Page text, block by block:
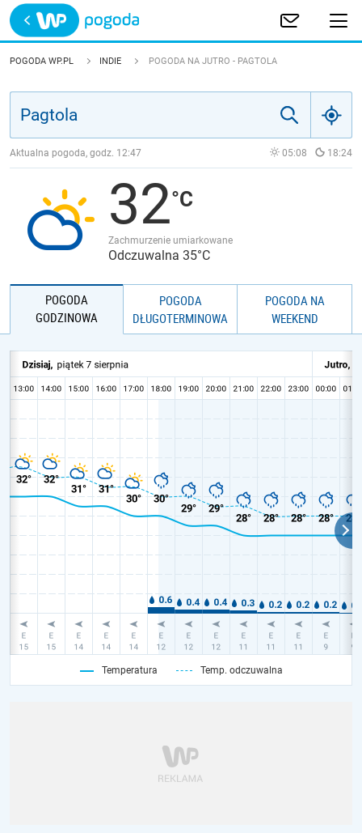
Trwa ładowanie
POLSKA
JAKOŚĆ POWIETRZA
POGODA WP.PL INDIE POGODA NA JUTRO - PAGTOLA
Aktualna pogoda, godz. 12:47 05:08 18:24
32
Zachmurzenie umiarkowane
Odczuwalna 35°C
POGODA
GODZINOWA
POGODA
DŁUGOTERMINOWA
POGODA NA
WEEKEND
Temperatura Temp. odczuwalna